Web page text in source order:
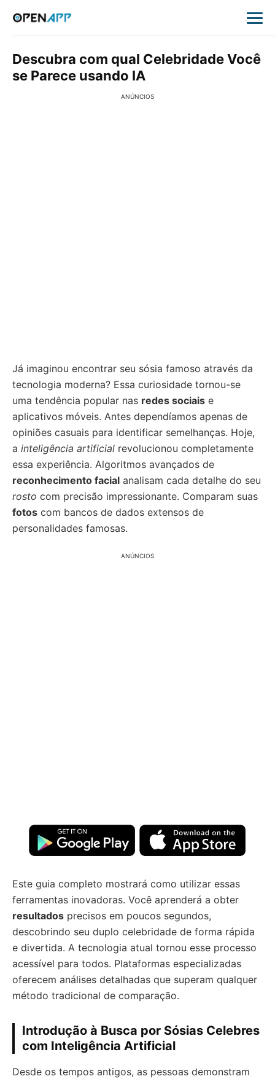
Descubra com qual Celebridade Você
se Parece usando IA
ANÚNCIOS
Já imaginou encontrar seu sósia famoso através da
tecnologia moderna? Essa curiosidade tornou-se
uma tendência popular nas redes sociais e
aplicativos móveis. Antes dependíamos apenas de
opiniões casuais para identificar semelhanças. Hoje,
a inteligência artificial revolucionou completamente
essa experiência. Algoritmos avançados de
reconhecimento facial analisam cada detalhe do seu
rosto com precisão impressionante. Comparam suas
fotos com bancos de dados extensos de
personalidades famosas.
ANÚNCIOS
Este guia completo mostrará como utilizar essas
ferramentas inovadoras. Você aprenderá a obter
resultados precisos em poucos segundos,
descobrindo seu duplo celebridade de forma rápida
e divertida. A tecnologia atual tornou esse processo
acessível para todos. Plataformas especializadas
oferecem análises detalhadas que superam qualquer
método tradicional de comparação.
Introdução à Busca por Sósias Celebres
com Inteligência Artificial
Desde os tempos antigos, as pessoas demonstram